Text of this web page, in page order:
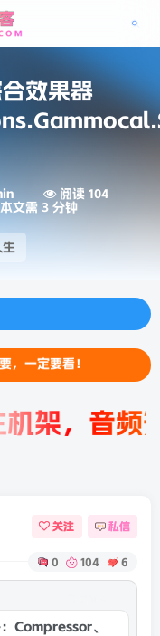
效果器
阅读 104
文需 3 分钟
，一定要看！
，一定要看！
，一定要看！
，音频知
关注 私信
0 104 6
Compressor、